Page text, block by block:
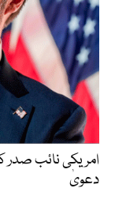
امریکی نائب صدر
دعویٰ